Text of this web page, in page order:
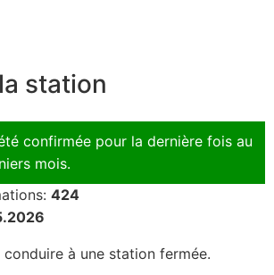
station
confirmée pour la dernière fois au
mois.
424
conduire à une station fermée.